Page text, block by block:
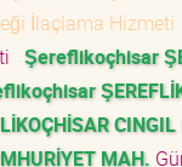
İlaçlama Hizmeti
Şereflikoçhisar
MAH.